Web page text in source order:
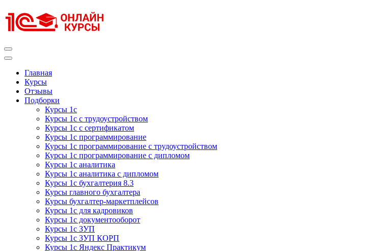
к
содержимому
Главная
Курсы
Отзывы
Подборки
Курсы 1с
Курсы 1с с трудоустройством
Курсы 1с с сертификатом
Курсы 1с программирование
Курсы 1с программирование с трудоустройством
Курсы 1с программирование с дипломом
Курсы 1с аналитика
Курсы 1с аналитика с дипломом
Курсы 1с бухгалтерия 8.3
Курсы главного бухгалтера
Курсы бухгалтер-маркетплейсов
Курсы 1с для кадровиков
Курсы 1с документооборот
Курсы 1с ЗУП
Курсы 1с ЗУП КОРП
Курсы 1с Яндекс Практикум